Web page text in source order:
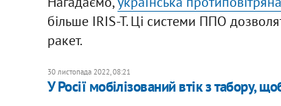
більше IRIS-T. Ці системи ППО
ракет.
30 листопада 2022, 08:21
У Росії мобілізований втік з табору,